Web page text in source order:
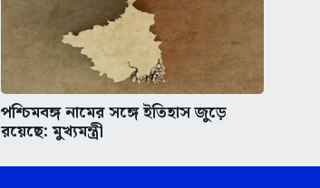
পশ্চিমবঙ্গ নামের সঙ্গে ইতিহাস জুড়ে
রয়েছে: মুখ্যমন্ত্রী